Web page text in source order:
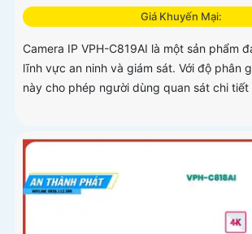
Giá Khuyến Mại:
Camera IP VPH-C819AI là một sản phẩm
lĩnh vực an ninh và giám sát. Với độ phân
này cho phép người dùng quan sát chi tiết